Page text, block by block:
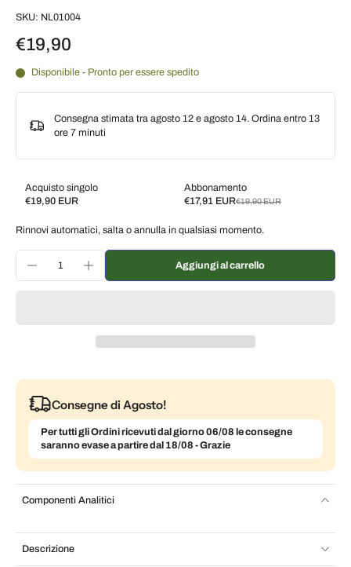
SKU: NL01004
€19,90
Disponibile - Pronto per essere spedito
Consegna stimata tra agosto 12 e agosto 14. Ordina entro 13
ore 7 minuti
Acquisto singolo
€19,90 EUR
Abbonamento
€17,91 EUR€19,90 EUR
Subscribe and save
Consegna ogni 3 settimane, 7% di sconto
Consegna ogni mese, 5% di sconto
€18,91 EUR
Rinnovi automatici, salta o annulla in qualsiasi momento.
Aggiungi al carrello
Consegne di Agosto!
Per tutti gli Ordini ricevuti dal giorno 06/08 le consegne
saranno evase a partire dal 18/08 - Grazie
Componenti Analitici
Descrizione